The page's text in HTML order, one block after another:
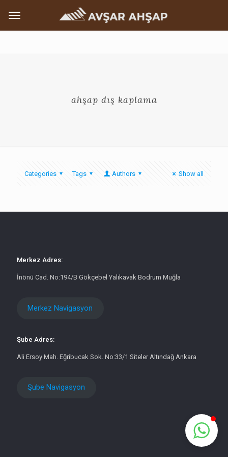
ahşap dış kaplama
Categories Tags Authors Show all
Merkez Adres:
İnönü Cad. No:194/B Gökçebel Yalıkavak Bodrum Muğla
Merkez Navigasyon
Şube Adres:
Ali Ersoy Mah. Eğribucak Sok. No:33/1 Siteler Altındağ Ankara
Şube Navigasyon